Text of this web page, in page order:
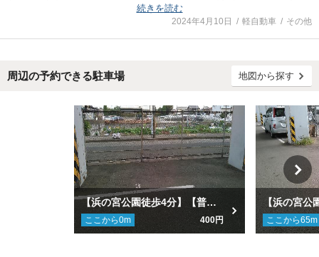
リギリのサイズかと思います。納車数日後のまだ車に慣れていない状況
でしたので、何度か切り替えしてようやくはいりました。慣れればもう
少しスムーズに入庫できたと思います。この周辺にはあまり駐車場がな
続きを読む
2024年4月10日 軽自動車 その他
周辺の予約できる駐車場 地図から探す
【浜の宮公園徒歩4分】【普通車】新野辺第二駐車場
ここから0m 400円 ここから65m